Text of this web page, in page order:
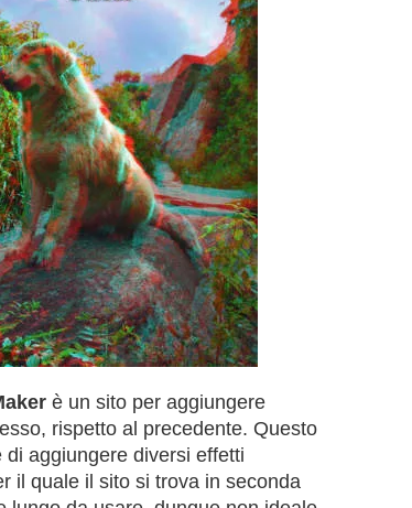
è un sito per aggiungere
rispetto al precedente. Questo
aggiungere diversi effetti
il quale il sito si trova in seconda